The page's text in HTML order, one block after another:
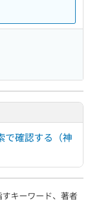
で確認する（神
キーワード、著者